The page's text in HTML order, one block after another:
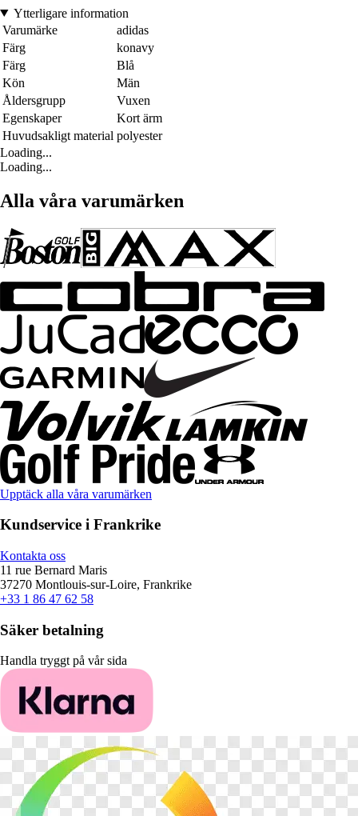
Ytterligare information
Varumärke
adidas
Färg
konavy
Färg
Blå
Kön
Män
Åldersgrupp
Vuxen
Egenskaper
Kort ärm
Huvudsakligt material polyester
Loading...
Loading...
Alla våra varumärken
Upptäck alla våra varumärken
Kundservice i Frankrike
Kontakta oss
11 rue Bernard Maris
37270 Montlouis-sur-Loire, Frankrike
+33 1 86 47 62 58
Säker betalning
Handla tryggt på vår sida